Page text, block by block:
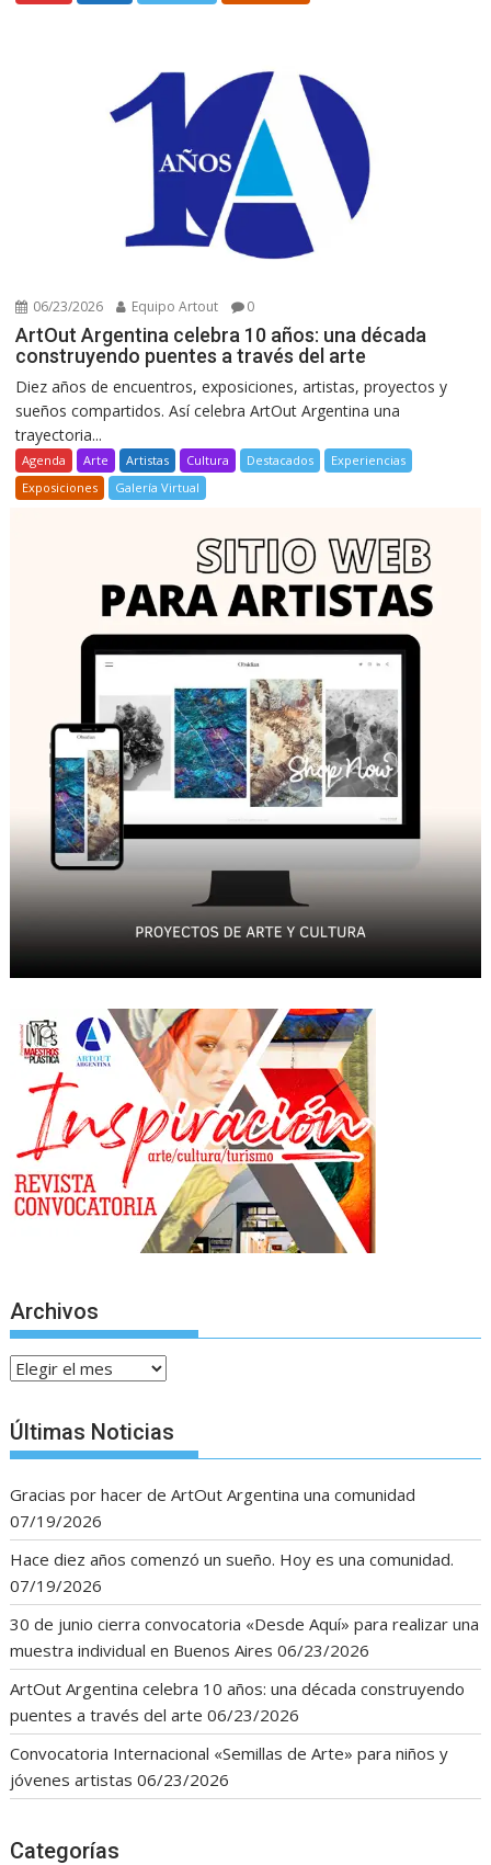
06/23/2026 Equipo Artout 0
ArtOut Argentina celebra 10 años: una década
construyendo puentes a través del arte
Diez años de encuentros, exposiciones, artistas, proyectos y
sueños compartidos. Así celebra ArtOut Argentina una
trayectoria...
Agenda Arte Artistas Cultura Destacados
Experiencias
Exposiciones
Galería Virtual
Archivos
Archivos
Últimas Noticias
Gracias por hacer de ArtOut Argentina una comunidad
07/19/2026
Hace diez años comenzó un sueño. Hoy es una comunidad.
07/19/2026
30 de junio cierra convocatoria «Desde Aquí» para realizar una
muestra individual en Buenos Aires 06/23/2026
ArtOut Argentina celebra 10 años: una década construyendo
puentes a través del arte 06/23/2026
Convocatoria Internacional «Semillas de Arte» para niños y
jóvenes artistas 06/23/2026
Categorías